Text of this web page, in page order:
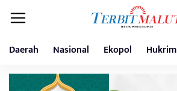
Daerah Nasional Ekopol Hukrim